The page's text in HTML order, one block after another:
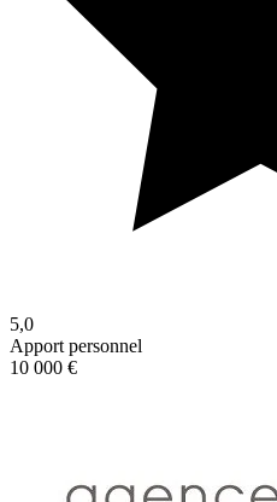
5,0
Apport personnel
10 000 €